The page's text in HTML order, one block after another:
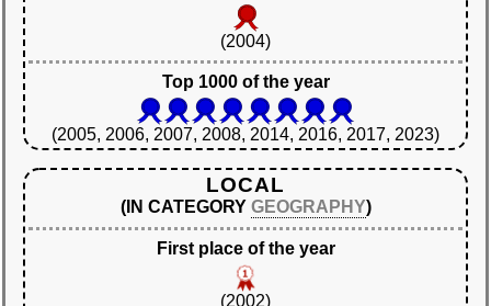
(2004)
Top 1000 of the year
(2005, 2006, 2007, 2008, 2014, 2016, 2017, 2023)
LOCAL
(IN CATEGORY GEOGRAPHY)
First place of the year
(2002)